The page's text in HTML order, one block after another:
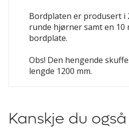
Bordplaten er produsert i
runde hjørner samt en 10
bordplate.
Obs! Den hengende
lengde 1200 mm.
Kanskje du også